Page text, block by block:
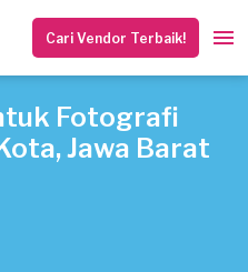
Cari Vendor Terbaik!
Fotografi
Jawa Barat